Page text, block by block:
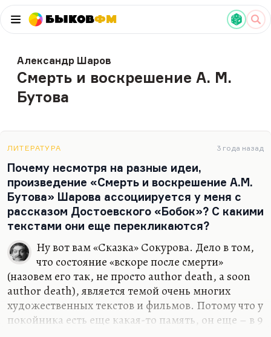
БыковФМ
Александр Шаров
Смерть и воскрешение А. М.
Бутова
ЛИТЕРАТУРА 3 года назад
Почему несмотря на разные идеи,
произведение «Смерть и воскрешение А.М.
Бутова» Шарова ассоциируется у меня с
рассказом Достоевского «Бобок»? С какими
текстами они еще перекликаются?
Ну вот вам «Сказка» Сокурова. Дело в том,
что состояние «вскоре после смерти»
(назовем его так, не просто author death, а soon
author death), является темой очень многих
художественных текстов и фильмов. Потому что у
покойника есть еще какая-то память, он еще – в 9